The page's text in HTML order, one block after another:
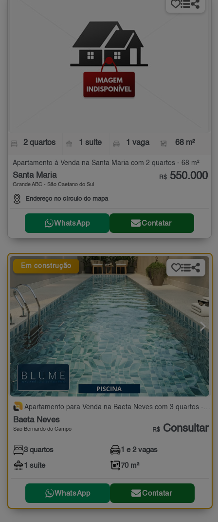
2 quartos 1 suíte 1 vaga 68 m²
Apartamento à Venda na Santa Maria com 2 quartos - 68 m²
Santa Maria
Grande ABC - São Caetano do Sul
Endereço no círculo do mapa
R$ 550.000
WhatsApp Contatar
Em construção
Apartamento para Venda na Baeta Neves com 3 quartos - 70 m²
Baeta Neves
São Bernardo do Campo R$ Consultar
3 quartos
1 suíte
1 e 2 vagas
70 m²
WhatsApp Contatar